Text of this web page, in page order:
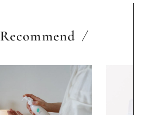
Recommend